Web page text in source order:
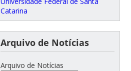
Catarina
Arquivo de Notícias
Arquivo de Notícias